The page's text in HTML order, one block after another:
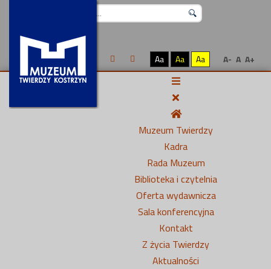
Aa Aa Aa A- A A+
Muzeum Twierdzy
Kadra
Rada Muzeum
Biblioteka i czytelnia
Oferta wydawnicza
Sala konferencyjna
Kontakt
Z życia Twierdzy
Aktualności